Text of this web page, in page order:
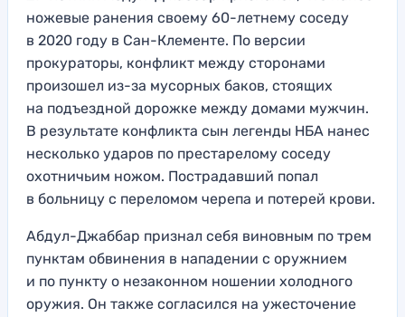
ножевые ранения своему 60-летнему соседу
в 2020 году в Сан-Клементе. По версии
прокураторы, конфликт между сторонами
произошел из-за мусорных баков, стоящих
на подъездной дорожке между домами мужчин.
В результате конфликта сын легенды НБА нанес
несколько ударов по престарелому соседу
охотничьим ножом. Пострадавший попал
в больницу с переломом черепа и потерей крови.
Абдул-Джаббар признал себя виновным по трем
пунктам обвинения в нападении с оружнием
и по пункту о незаконном ношении холодного
оружия. Он также согласился на ужесточение